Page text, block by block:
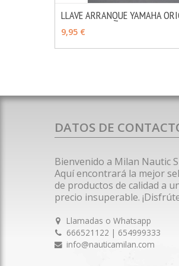
LLAVE ARRANQUE YAMAHA
9,95 €
DATOS DE
Bienvenido a Milan Nautic
Aquí encontrará la mejor
de productos de calidad a
precio insuperable.
Llamadas o Whatsapp
666521122 | 654999333
info@nauticamilan.com